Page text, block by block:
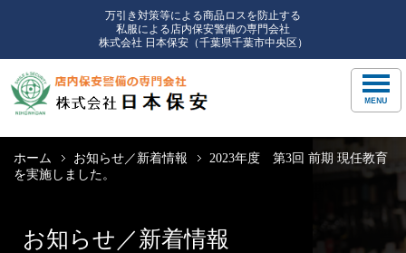
万引き対策等による商品ロスを防止する
私服による店内保安警備の専門会社
株式会社 日本保安（千葉県千葉市中央区）
ホーム お知らせ／新着情報
2023年度 第3回 前期 現任教育
を実施しました。
お知らせ／新着情報